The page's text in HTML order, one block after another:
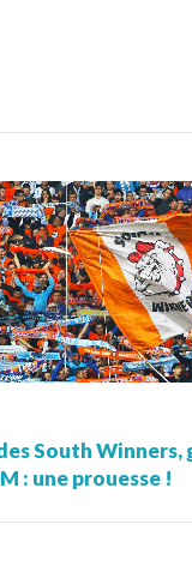
South Winners,
: une prouesse !